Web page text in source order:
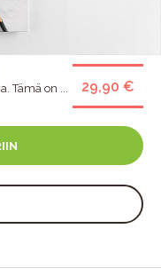
29,90 €
Tämä on ...